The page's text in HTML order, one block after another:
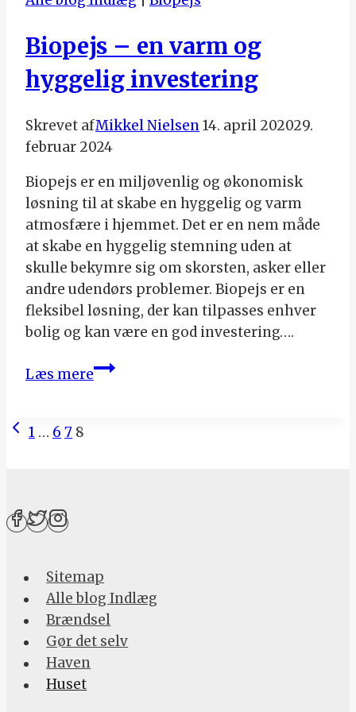
Biopejs – en varm og
hyggelig investering
Skrevet afMikkel Nielsen14. april 202029.
februar 2024
Biopejs er en miljøvenlig og økonomisk
løsning til at skabe en hyggelig og varm
atmosfære i hjemmet. Det er en nem måde
at skabe en hyggelig stemning uden at
skulle bekymre sig om skorsten, asker eller
andre udendørs problemer. Biopejs er en
fleksibel løsning, der kan tilpasses enhver
bolig og kan være en god investering….
Læs mereBiopejs
Page
Tidligere
1 … 6 7 8
Sitemap
Alle blog Indlæg
Brændsel
Gør det selv
Haven
Huset